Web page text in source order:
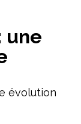
une
évolution